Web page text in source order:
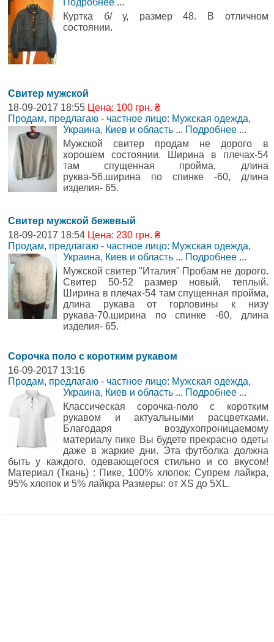
Подробнее ...
Куртка б/ у, размер 48. В отличном
состоянии.
Свитер мужской
18-09-2017 18:55 Цена: 100 грн. ₴
Продам, предлагаю - частное лицо: Мужская одежда,
Украина, Киев и область ... Подробнее ...
Мужской свитер продам не дорого в
хорошем состоянии. Ширина в плечах-54
там спущенная пройма, длина
руква-56.ширина по спинке -60, длина
изделия- 65.
Свитер мужской бежевый
18-09-2017 18:54 Цена: 230 грн. ₴
Продам, предлагаю - частное лицо: Мужская одежда,
Украина, Киев и область ... Подробнее ...
Мужской свитер "Италия" Пробам не дорого.
Свитер 50-52 размер новый, теплый.
Ширина в плечах-54 там спущенная пройма,
длина рукава от горловины к низу
рукава-70.ширина по спинке -60, длина
изделия- 65.
Сорочка поло с коротким рукавом
16-09-2017 13:16
Продам, предлагаю - частное лицо: Мужская одежда,
Украина, Киев и область ... Подробнее ...
Классическая сорочка-поло с коротким
рукавом и актуальными расцветками.
Благодаря воздухопроницаемому
материалу пике Вы будете прекрасно одеты
даже в жаркие дни. Эта футболка должна
быть у каждого, одевающегося стильно и со вкусом!
Материал (Ткань) : Пике, 100% хлопок; Супрем лайкра,
95% хлопок и 5% лайкра Размеры: от XS до 5XL.